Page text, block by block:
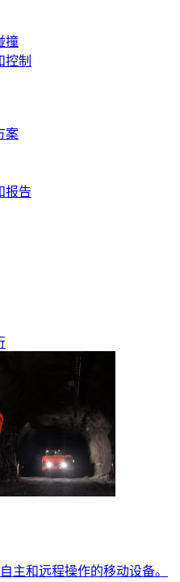
撞
控制
案
报告
主和远程操作的移动设备。